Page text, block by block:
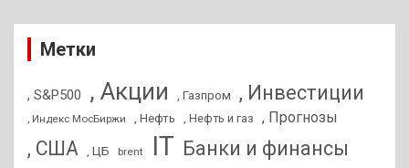
Метки
, S&P500 , Акции , Газпром , Инвестиции
, Индекс МосБиржи , Нефть , Нефть и газ , Прогнозы
, США , ЦБ brent IT Банки и финансы